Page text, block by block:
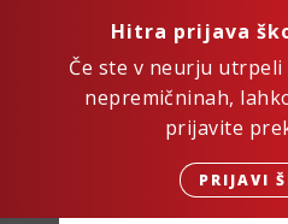
Hitra prijava
Če ste v neurju
nepremičninah,
prijavite
PRIJAVI